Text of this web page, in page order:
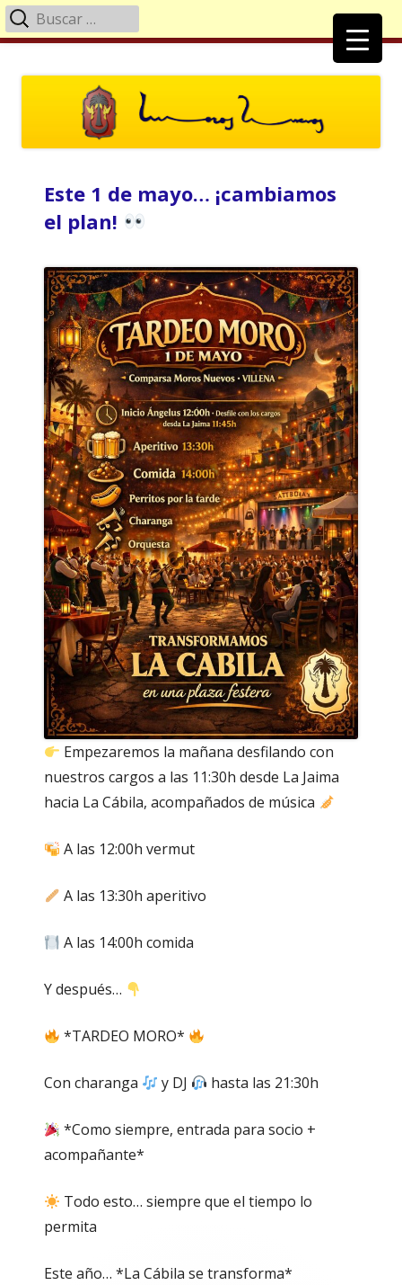
Menú
Buscar:
Este 1 de mayo… ¡cambiamos
el plan!
Empezaremos la mañana desfilando con
nuestros cargos a las 11:30h desde La Jaima
hacia La Cábila, acompañados de música
A las 12:00h vermut
A las 13:30h aperitivo
A las 14:00h comida
Y después…
*TARDEO MORO*
Con charanga y DJ hasta las 21:30h
*Como siempre, entrada para socio +
acompañante*
Todo esto… siempre que el tiempo lo
permita
Este año… *La Cábila se transforma*